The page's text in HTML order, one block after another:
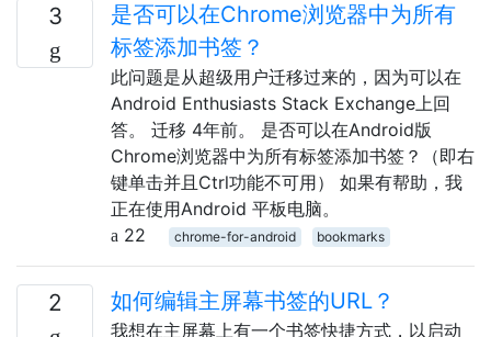
3
是否可以在Chrome浏览器中为所有
标签添加书签？
此问题是从超级用户迁移过来的，因为可以在
Android Enthusiasts Stack Exchange上回
答。 迁移 4年前。 是否可以在Android版
Chrome浏览器中为所有标签添加书签？（即右
键单击并且Ctrl功能不可用） 如果有帮助，我
正在使用Android 平板电脑。
22
chrome-for-android bookmarks
2 如何编辑主屏幕书签的URL？
我想在主屏幕上有一个书签快捷方式，以启动